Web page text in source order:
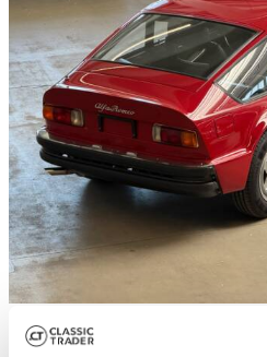
1972 | Alfa Romeo Junior